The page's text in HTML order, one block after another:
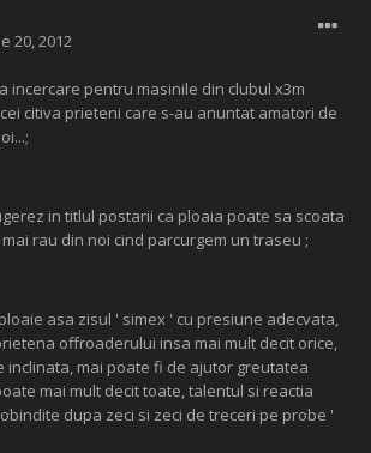
20, 2012
incercare pentru masinile din clubul x3m
citiva prieteni care s-au anuntat amatori de
in titlul postarii ca ploaia poate sa scoata
rau din noi cind parcurgem un traseu ;
asa zisul ' simex ' cu presiune adecvata,
offroaderului insa mai mult decit orice,
inclinata, mai poate fi de ajutor greutatea
mai mult decit toate, talentul si reactia
dupa zeci si zeci de treceri pe probe '